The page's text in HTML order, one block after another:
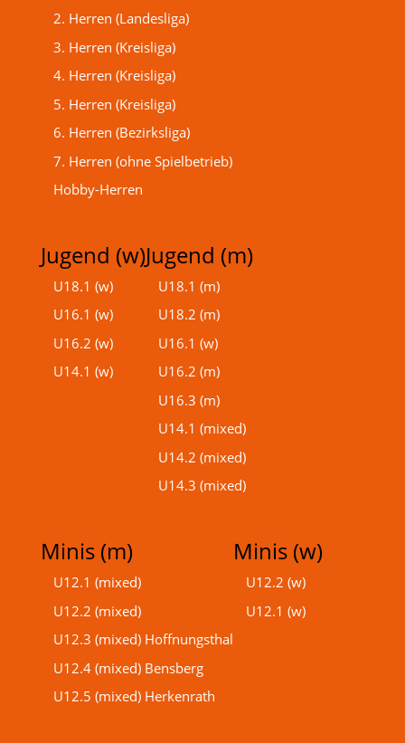
2. Herren (Landesliga)
3. Herren (Kreisliga)
4. Herren (Kreisliga)
5. Herren (Kreisliga)
6. Herren (Bezirksliga)
7. Herren (ohne Spielbetrieb)
Hobby-Herren
Jugend (w)
U18.1 (w)
U16.1 (w)
U16.2 (w)
U14.1 (w)
Jugend (m)
U18.1 (m)
U18.2 (m)
U16.1 (w)
U16.2 (m)
U16.3 (m)
U14.1 (mixed)
U14.2 (mixed)
U14.3 (mixed)
Minis (m)
U12.1 (mixed)
U12.2 (mixed)
U12.3 (mixed) Hoffnungsthal
U12.4 (mixed) Bensberg
U12.5 (mixed) Herkenrath
Minis (w)
U12.2 (w)
U12.1 (w)